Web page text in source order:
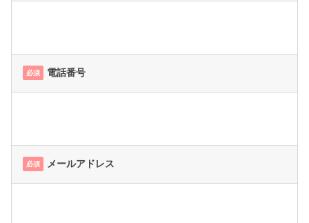
必須 電話番号
必須 メールアドレス